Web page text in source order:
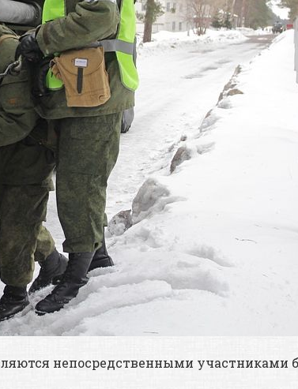
непосредственными участниками